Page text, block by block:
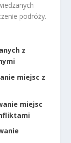
podróży.
z
miejsc z
miejsc